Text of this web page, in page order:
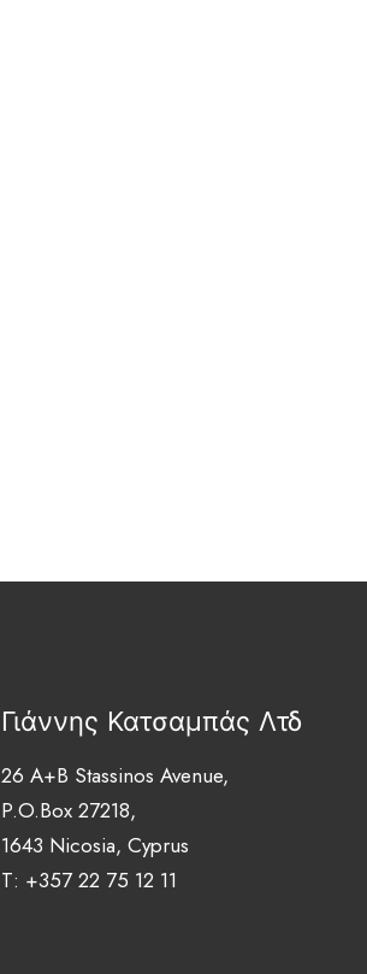
Γιάννης Κατσαμπάς Λτδ
26 A+B Stassinos Avenue,
P.O.Box 27218,
1643 Nicosia, Cyprus
T: +357 22 75 12 11